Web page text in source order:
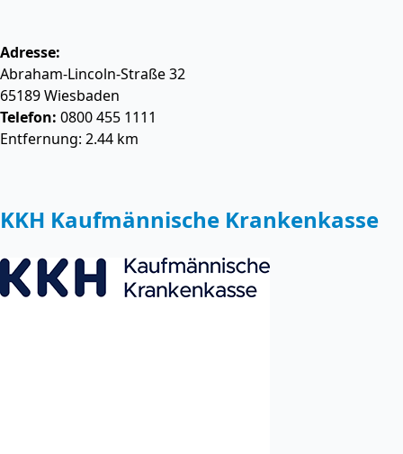
Adresse:
Abraham-Lincoln-Straße 32
65189Wiesbaden
Telefon: 0800 455 1111
Entfernung: 2.44 km
KKH Kaufmännische Krankenkasse